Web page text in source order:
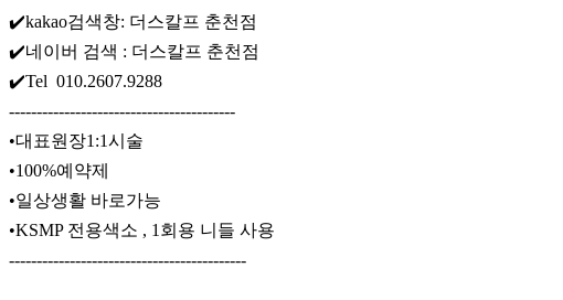
✔️kakao검색창: 더스칼프 춘천점
✔️네이버 검색 : 더스칼프 춘천점
✔️Tel 010.2607.9288
-----------------------------------------
•대표원장1:1시술
•100%예약제
•일상생활 바로가능
•KSMP 전용색소 , 1회용 니들 사용
-------------------------------------------